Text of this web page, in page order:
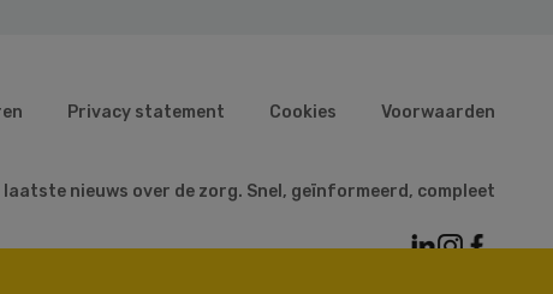
Privacy statement Cookies Voorwaarden
laatste nieuws over de zorg. Snel, geïnformeerd, compleet